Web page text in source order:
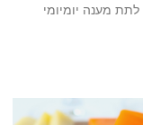
מענה יומיומי